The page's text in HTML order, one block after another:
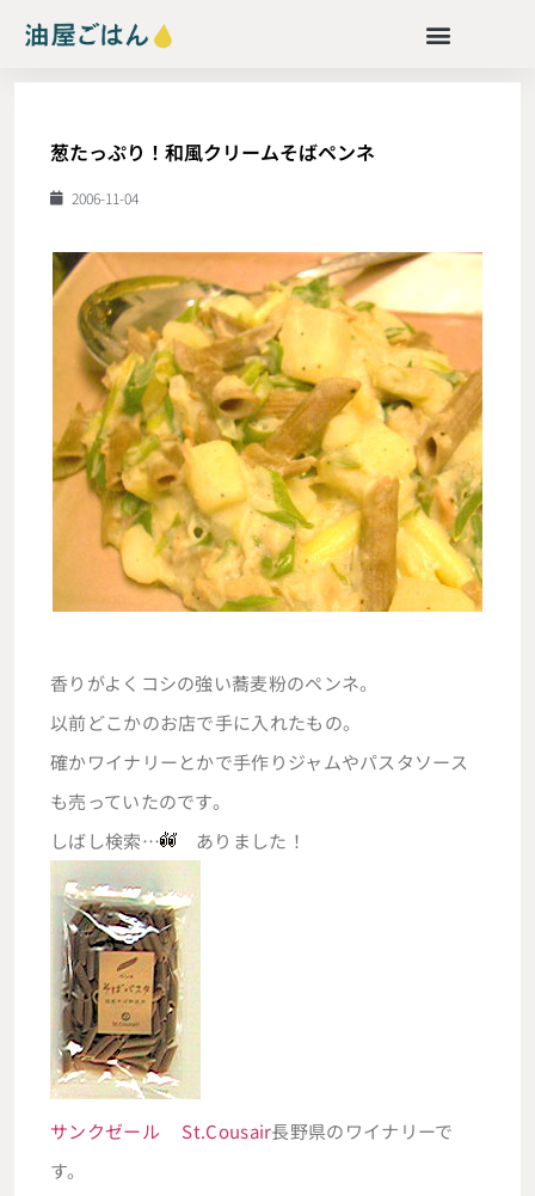
葱たっぷり！和風クリームそばペンネ
2006-11-04
香りがよくコシの強い蕎麦粉のペンネ。
以前どこかのお店で手に入れたもの。
確かワイナリーとかで手作りジャムやパスタソース
も売っていたのです。
しばし検索…
ありました！
サンクゼール St.Cousair長野県のワイナリーで
す。